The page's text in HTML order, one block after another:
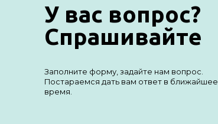
У вас вопрос?
Спрашивайте
Заполните форму, задайте нам вопрос.
Постараемся дать вам ответ в ближайшее
время.